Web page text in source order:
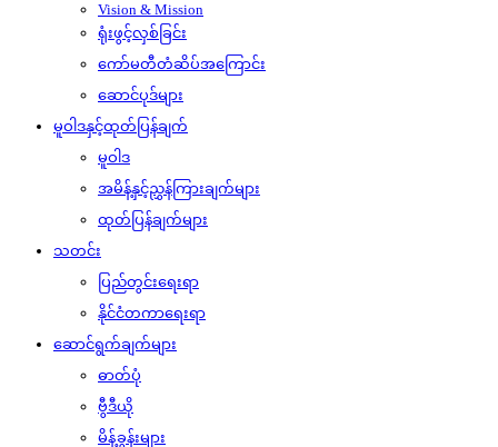
Vision & Mission
ရုံးဖွင့်လှစ်ခြင်း
ကော်မတီတံဆိပ်အကြောင်း
ဆောင်ပုဒ်များ
မူဝါဒနှင့်ထုတ်ပြန်ချက်
မူဝါဒ
အမိန့်နှင့်ညွှန်ကြားချက်များ
ထုတ်ပြန်ချက်များ
သတင်း
ပြည်တွင်းရေးရာ
နိုင်ငံတကာရေးရာ
ဆောင်ရွက်ချက်များ
ဓာတ်ပုံ
ဗွီဒီယို
မိန့်ခွန်းများ